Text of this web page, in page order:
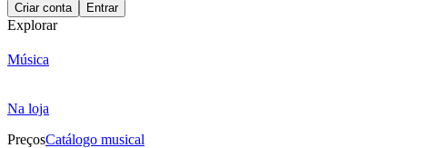
Criar conta Entrar
Explorar
Música
Na loja
PreçosCatálogo musical